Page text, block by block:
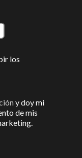
los
y doy mi
de mis